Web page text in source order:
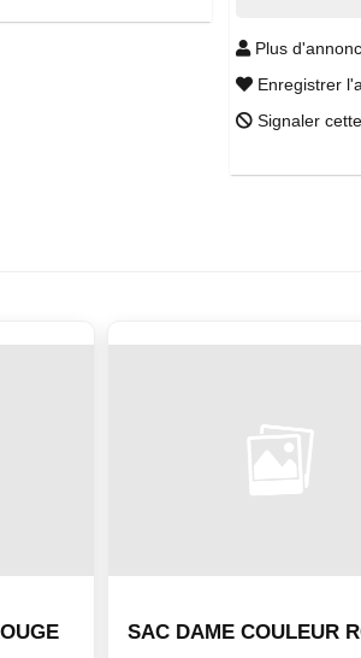
Plus
Enregistrer
Signaler
SAC DAME COULEUR